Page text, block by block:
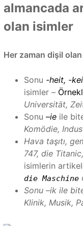
almancada
olan isimler
Her zaman dişil
Sonu -heit, -
isimler–
Universität,
Sonu –ie ile
Komödie,
Hava taşıtı,
747, die
isimlerin
die Maschine
Sonu –ik ile
Klinik, Musik,